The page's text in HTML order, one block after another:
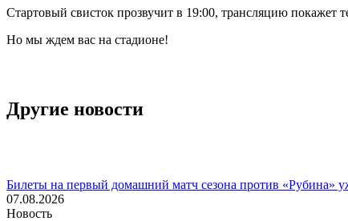
Стартовый свисток прозвучит в 19:00, трансляцию
Но мы ждем вас на стадионе!
Другие новости
Билеты на первый домашний матч сезона против «Рубина»
07.08.2026
Новость